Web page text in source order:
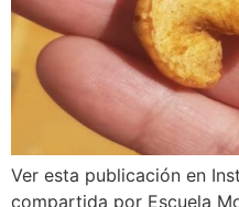
Ver esta publicación en
compartida por Escuela